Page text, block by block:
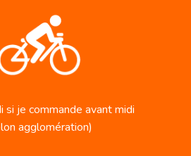
si je commande avant midi
agglomération)